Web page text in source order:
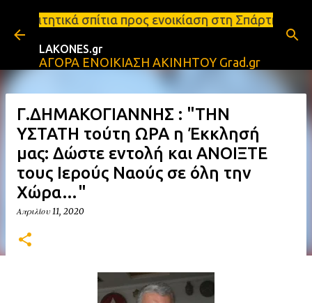
Μετάβαση στο κύριο περιεχόμενο
προς ενοικίαση στη Σπάρτη Ενοικιάσεις
LAKONES.gr
ΑΓΟΡΑ ΕΝΟΙΚΙΑΣΗ ΑΚΙΝΗΤΟΥ Grad.gr
Γ.ΔΗΜΑΚΟΓΙΑΝΝΗΣ : "ΤΗΝ
ΥΣΤΑΤΗ τούτη ΩΡΑ η Έκκλησή
μας: Δώστε εντολή και ΑΝΟΙΞΤΕ
τους Ιερούς Ναούς σε όλη την
Χώρα…"
Απριλίου 11, 2020